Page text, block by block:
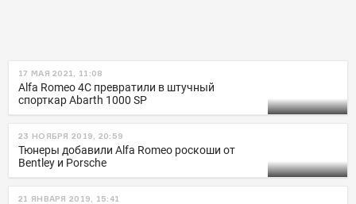
17 МАЯ 2021, 11:08
Alfa Romeo 4C превратили в штучный
спорткар Abarth 1000 SP
23 НОЯБРЯ 2019, 20:59
Тюнеры добавили Alfa Romeo роскоши от
Bentley и Porsche
21 ЯНВАРЯ 2019, 15:41